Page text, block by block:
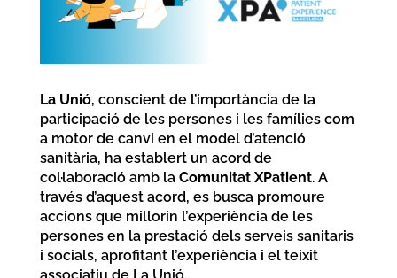
La Unió, conscient de l’importància de la
participació de les persones i les famílies com
a motor de canvi en el model d’atenció
sanitària, ha establert un acord de
col·laboració amb la Comunitat XPatient. A
través d’aquest acord, es busca promoure
accions que millorin l’experiència de les
persones en la prestació dels serveis sanitaris
i socials, aprofitant l’experiència i el teixit
associatiu de La Unió.